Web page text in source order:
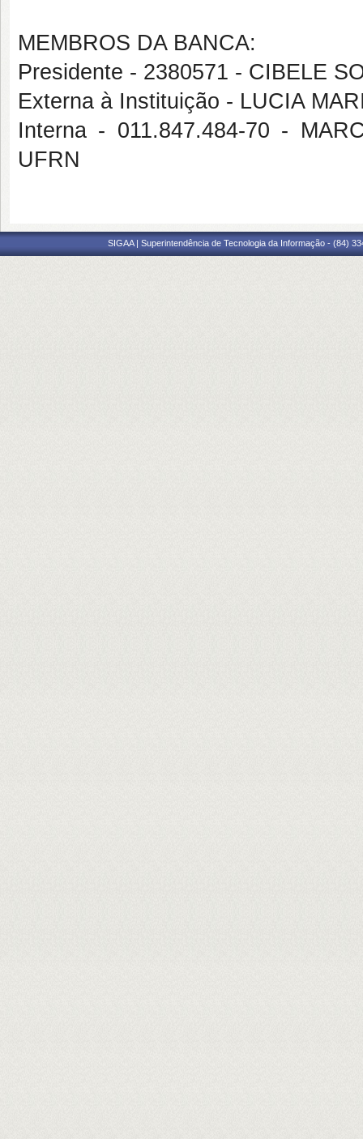
MEMBROS DA BANCA:
Presidente - 2380571 - CIBELE
Externa à Instituição - LUCIA
Interna - 011.847.484-70 -
UFRN
SIGAA | Superintendência de Tecnologia da Informação - (84)